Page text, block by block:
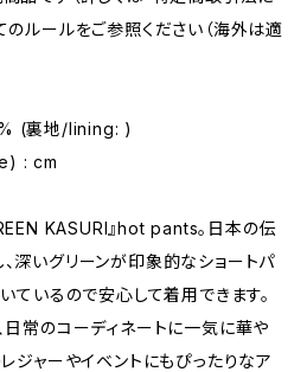
のルールをご参照ください（海外は適
(裏地/lining: )
: cm
KASURI』hot pants。日本の伝
深いグリーンが印象的なショートパ
ているので安心して着用できます。
日常のコーディネートに一気に華や
ジャーやイベントにもぴったりなア